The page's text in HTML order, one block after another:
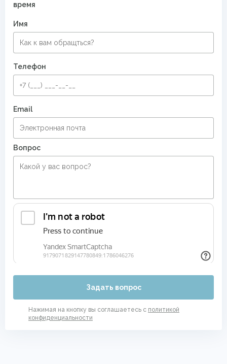
время
Имя
Телефон
Email
Вопрос
Задать вопрос
Нажимая на кнопку вы соглашаетесь с политикой
конфиденциальности